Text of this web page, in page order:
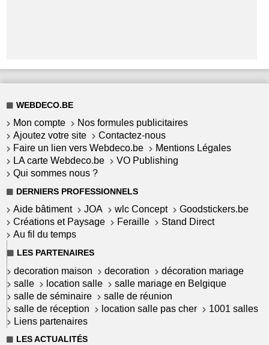
WEBDECO.BE
Mon compte
Nos formules publicitaires
Ajoutez votre site
Contactez-nous
Faire un lien vers Webdeco.be
Mentions Légales
LA carte Webdeco.be
VO Publishing
Qui sommes nous ?
DERNIERS PROFESSIONNELS
Aide bâtiment JOA wlc Concept
Goodstickers.be
Créations et Paysage
Feraille
Stand Direct
Au fil du temps
LES PARTENAIRES
decoration maison decoration
décoration mariage
salle
location salle
salle mariage en Belgique
salle de séminaire
salle de réunion
salle de réception
location salle pas cher
1001 salles
Liens partenaires
LES ACTUALITÉS